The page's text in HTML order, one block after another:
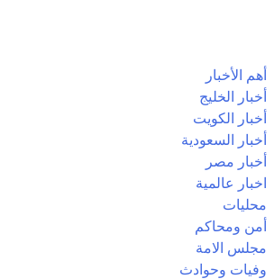
أهم الأخبار
أخبار الخليج
أخبار الكويت
أخبار السعودية
أخبار مصر
اخبار عالمية
محليات
أمن ومحاكم
مجلس الامة
وفيات وحوادث